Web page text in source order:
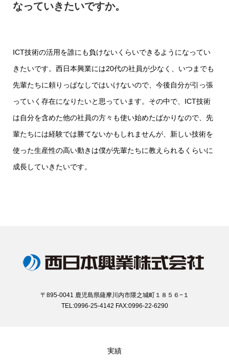
なっていきたいですか。
ICT技術の活用を誰にも負けないくらいできるようになってい
きたいです。西日本興業には20代の社員が少なく、いつまでも
先輩たちに頼りっぱなしではいけないので、今後自分が引っ張
っていく存在になりたいと思っています。その中で、 ICT技術
は自分を含めた他の社員の方々も使い始めたばかりなので、先
輩たちには経験では勝てないかもしれませんが、新しい技術を
使った生産性の高い動きは僕が先輩たちに教えられるくらいに
成長していきたいです。
〒895-0041 鹿児島県薩摩川内市隈之城町１８５６−１
TEL:0996-25-4142 FAX:0996-22-6290
実績